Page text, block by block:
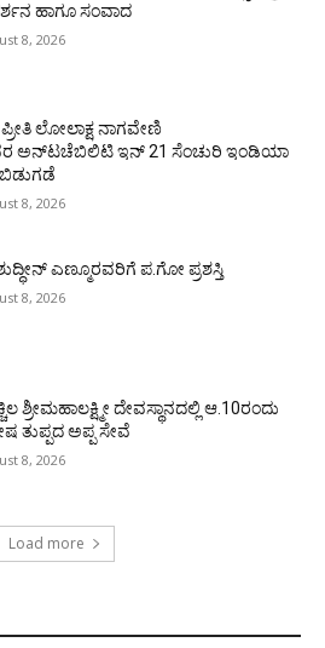
ಹಾಗೂ ಸಂವಾದ
8, 2026
ಲೋಲಾಕ್ಷ ನಾಗವೇಣಿ
ಅನ್‌ಟಚೆಬಿಲಿಟಿ ಇನ್ 21 ಸೆಂಚುರಿ ಇಂಡಿಯಾ
ಬಿಡುಗಡೆ
8, 2026
ಎಣ್ಮೂರವರಿಗೆ ಪ.ಗೋ ಪ್ರಶಸ್ತಿ
8, 2026
ಶ್ರೀಮಹಾಲಕ್ಷ್ಮೀ ದೇವಸ್ಥಾನದಲ್ಲಿ ಆ.10ರಂದು
ತುಪ್ಪದ ಅಪ್ಪ ಸೇವೆ
8, 2026
Load more